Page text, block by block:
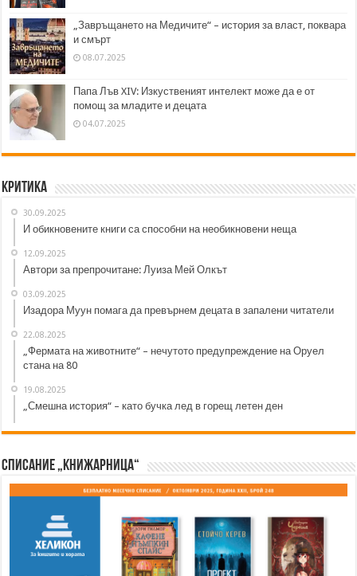
„Завръщането на Медичите“ – история за власт, поквара
и смърт
08.07.2025
Папа Лъв XIV: Изкуственият интелект може да е от
помощ за младите и децата
04.07.2025
Критика
30.09.2025
И обикновените книги са способни на необикновени неща
12.09.2025
Автори за препрочитане: Луиза Мей Олкът
03.09.2025
Изадора Муун помага да превърнем децата в запалени читатели
22.08.2025
„Фермата на животните“ – нечутото предупреждение на Оруел
стана на 80
19.08.2025
„Смешна история“ – като бучка лед в горещ летен ден
Списание „Книжарница“